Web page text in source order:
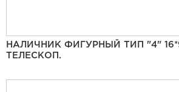
НАЛИЧНИК ФИГУРНЫЙ ТИП "4"
ТЕЛЕСКОП.